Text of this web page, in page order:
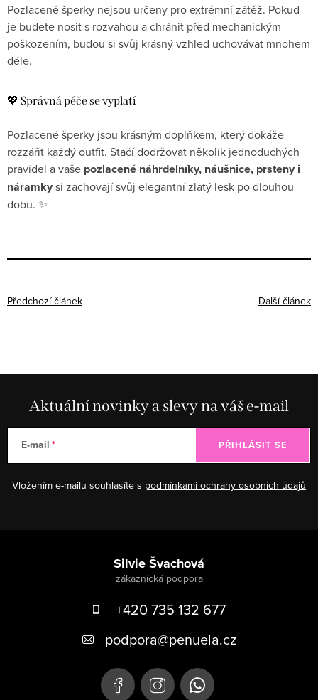
Pozlacené šperky nejsou určeny pro extrémní zátěž. Pokud
je budete nosit s rozvahou a chránit před mechanickým
poškozením, budou si svůj krásný vzhled uchovávat mnohem
déle.
💖 Správná péče se vyplatí
Pozlacené šperky jsou krásným doplňkem, který dokáže
rozzářit každý outfit. Stačí dodržovat několik jednoduchých
pravidel a vaše pozlacené náhrdelníky, náušnice, prsteny i
náramkysi zachovají svůj elegantní zlatý lesk po dlouhou
dobu. ✨
Předchozí článek Další článek
Aktuální novinky a slevy na váš e-mail
E-mail
Vložením e-mailu souhlasíte s podmínkami ochrany osobních údajů
PŘIHLÁSIT SE
Silvie Švachová
+420 735 132 677
podpora@penuela.cz